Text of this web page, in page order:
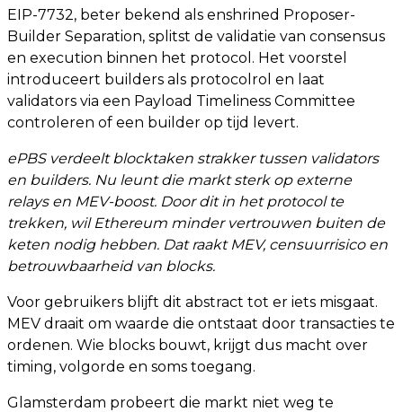
EIP-7732, beter bekend als enshrined Proposer-
Builder Separation, splitst de validatie van consensus
en execution binnen het protocol. Het voorstel
introduceert builders als protocolrol en laat
validators via een Payload Timeliness Committee
controleren of een builder op tijd levert.
ePBS verdeelt blocktaken strakker tussen validators
en builders. Nu leunt die markt sterk op externe
relays en MEV-boost. Door dit in het protocol te
trekken, wil Ethereum minder vertrouwen buiten de
keten nodig hebben. Dat raakt MEV, censuurrisico en
betrouwbaarheid van blocks.
Voor gebruikers blijft dit abstract tot er iets misgaat.
MEV draait om waarde die ontstaat door transacties te
ordenen. Wie blocks bouwt, krijgt dus macht over
timing, volgorde en soms toegang.
Glamsterdam probeert die markt niet weg te